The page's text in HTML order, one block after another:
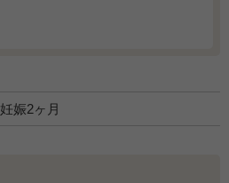
妊娠2ヶ月